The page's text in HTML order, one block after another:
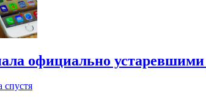
официально
спустя